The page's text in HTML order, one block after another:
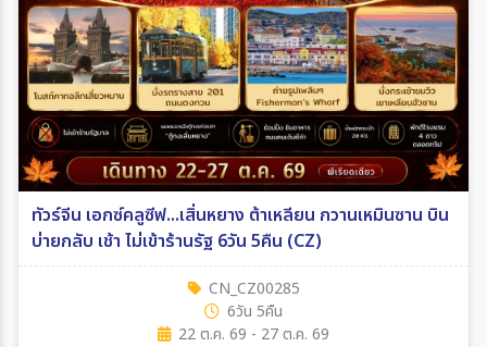
ทัวร์จีน เอกซ์คลูซีฟ...เสิ่นหยาง ต้าเหลียน กวานเหมินซาน บิน
บ่ายกลับ เช้า ไม่เข้าร้านรัฐ 6วัน 5คืน (CZ)
CN_CZ00285
6วัน 5คืน
22 ต.ค. 69 - 27 ต.ค. 69